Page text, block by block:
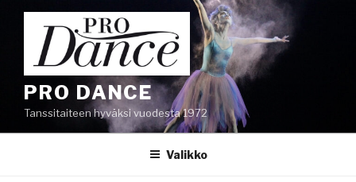
Siirry
sisältöön
PRO DANCE
Tanssitaiteen hyväksi vuodesta 1972
Valikko